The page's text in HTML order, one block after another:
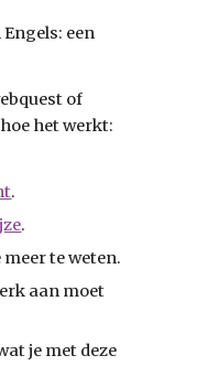
Engels: een
of
het werkt:
.
.
meer te weten.
aan moet
je met deze